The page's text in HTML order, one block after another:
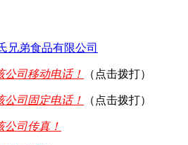
兄弟食品有限公司
公司移动电话！ （点击拨打）
公司固定电话！ （点击拨打）
公司传真！